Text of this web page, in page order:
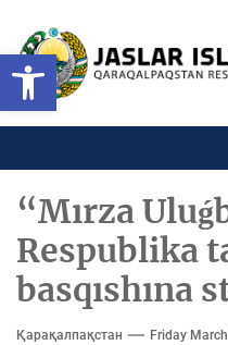
Open toolbar
content
Ózbekstan
“Mırza
Respublika
basqıshına
Қарақалпақстан Friday